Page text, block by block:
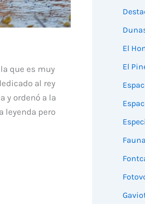
que es muy
al rey
y ordenó a la
leyenda pero
El
El